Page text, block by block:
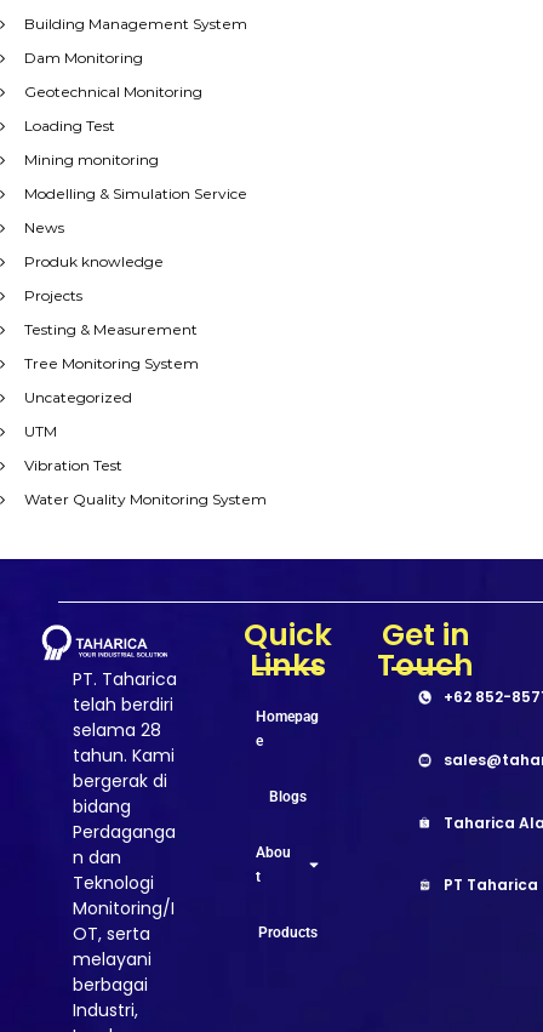
Building Management System
Dam Monitoring
Geotechnical Monitoring
Loading Test
Mining monitoring
Modelling & Simulation Service
News
Produk knowledge
Projects
Testing & Measurement
Tree Monitoring System
Uncategorized
UTM
Vibration Test
Water Quality Monitoring System
PT. Taharica
telah berdiri
selama 28
tahun. Kami
bergerak di
bidang
Perdaganga
n dan
Teknologi
Monitoring/I
OT, serta
melayani
berbagai
Industri,
Quick
Links
Homepag
e
Blogs
Abou
t
Products
Get in
Touch
+62 852-
Taharica
PT Taharica